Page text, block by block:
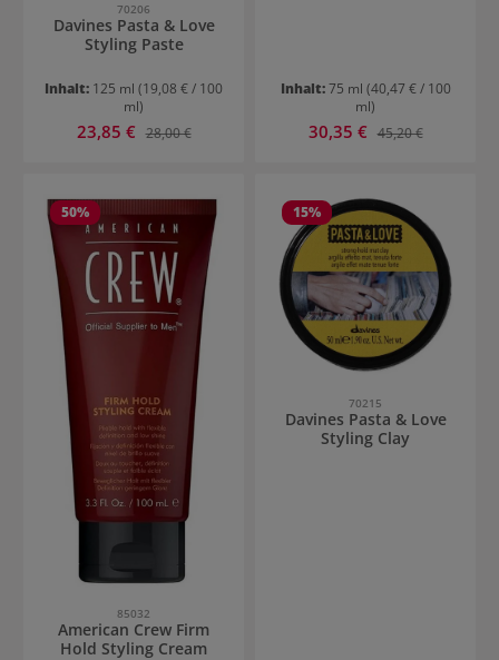
70206
Davines Pasta & Love
Styling Paste
Inhalt: 125 ml (19,08 € / 100
ml)
Verkaufspreis:
23,85 € Regulärer Preis:
28,00 €
Inhalt:75 ml (40,47 € / 100
ml)
Verkaufspreis:
30,35 € Regulärer Preis:
45,20 €
50%
85032
American Crew Firm
Hold Styling Cream
15%
70215
Davines Pasta & Love
Styling Clay